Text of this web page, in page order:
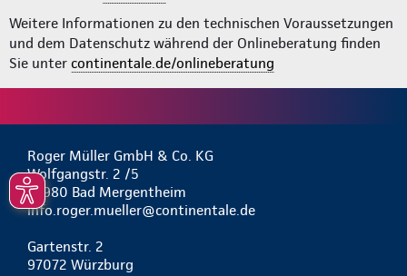
Weitere Informationen zu den technischen Voraussetzungen
und dem Datenschutz während der Onlineberatung finden
Sie unter continentale.de/onlineberatung
Roger Müller GmbH & Co. KG
Wolfgangstr. 2 /5
97980 Bad Mergentheim
info.roger.mueller@continentale.de
Gartenstr. 2
97072 Würzburg